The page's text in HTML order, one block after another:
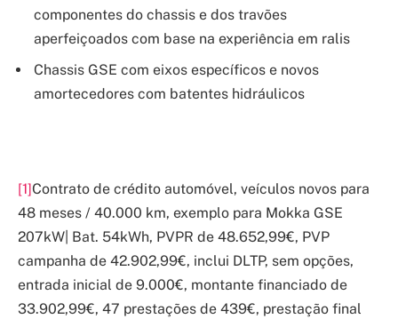
componentes do chassis e dos travões
aperfeiçoados com base na experiência em ralis
Chassis GSE com eixos específicos e novos
amortecedores com batentes hidráulicos
[1]Contrato de crédito automóvel, veículos novos para
48 meses / 40.000 km, exemplo para Mokka GSE
207kW| Bat. 54kWh, PVPR de 48.652,99€, PVP
campanha de 42.902,99€, inclui DLTP, sem opções,
entrada inicial de 9.000€, montante financiado de
33.902,99€, 47 prestações de 439€, prestação final